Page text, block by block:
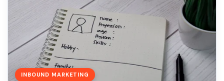
INBOUND MARKETING